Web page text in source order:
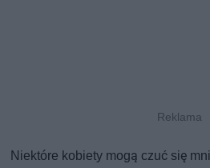
Niektóre kobiety mogą czuć się